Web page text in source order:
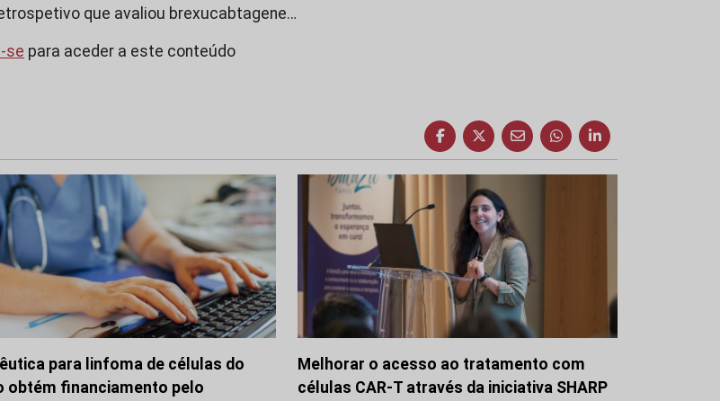
que avaliou brexucabtagene…
se para aceder a este conteúdo
para linfoma de células do
obtém financiamento pelo
Melhorar o acesso ao tratamento com
células CAR-T através da iniciativa SHARP